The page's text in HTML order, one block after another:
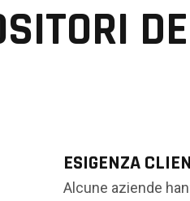
ESIGENZA
Alcune aziende